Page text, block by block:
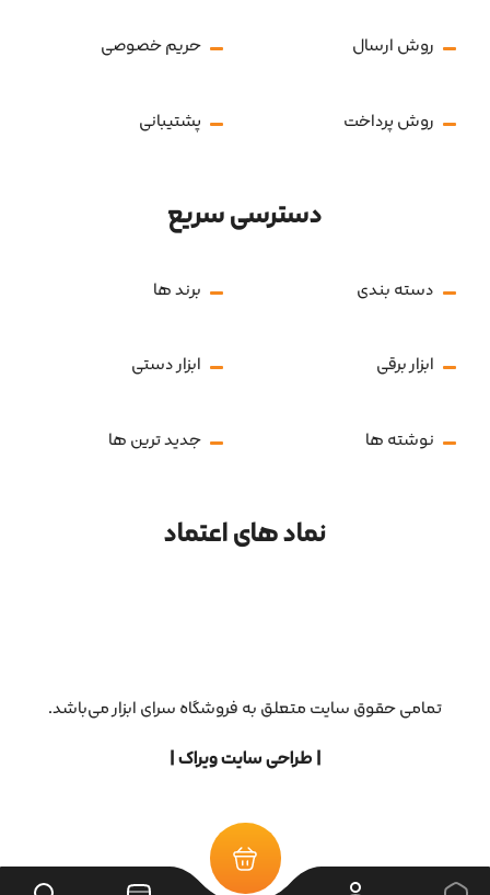
روش ارسال حریم خصوصی
روش پرداخت پشتیبانی
دسترسی سریع
دسته بندی برند ها
ابزار برقی ابزار دستی
نوشته ها جدید ترین ها
نماد های اعتماد
تمامی حقوق سایت متعلق به فروشگاه سرای ابزار می‌باشد.
| طراحی سایت ویراک |